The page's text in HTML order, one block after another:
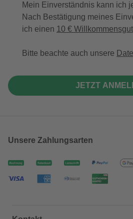
Mein Einverständnis kann ich
Nach Bestätigung meines
ich einen 10 €
Bitte beachte auch unsere
JETZT
Unsere Zahlungsarten